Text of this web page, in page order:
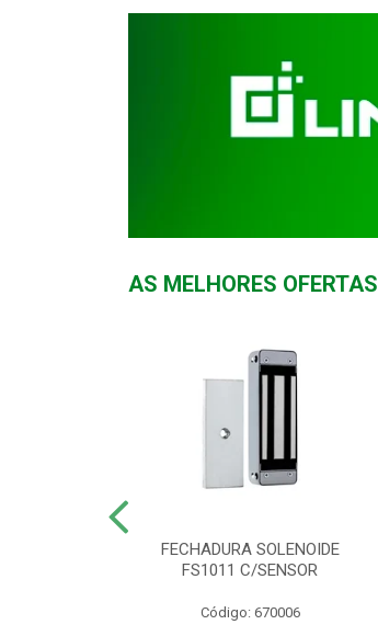
AS MELHORES OFERTAS
FECHADURA SOLENOIDE
FS1011 C/SENSOR
Código: 670006